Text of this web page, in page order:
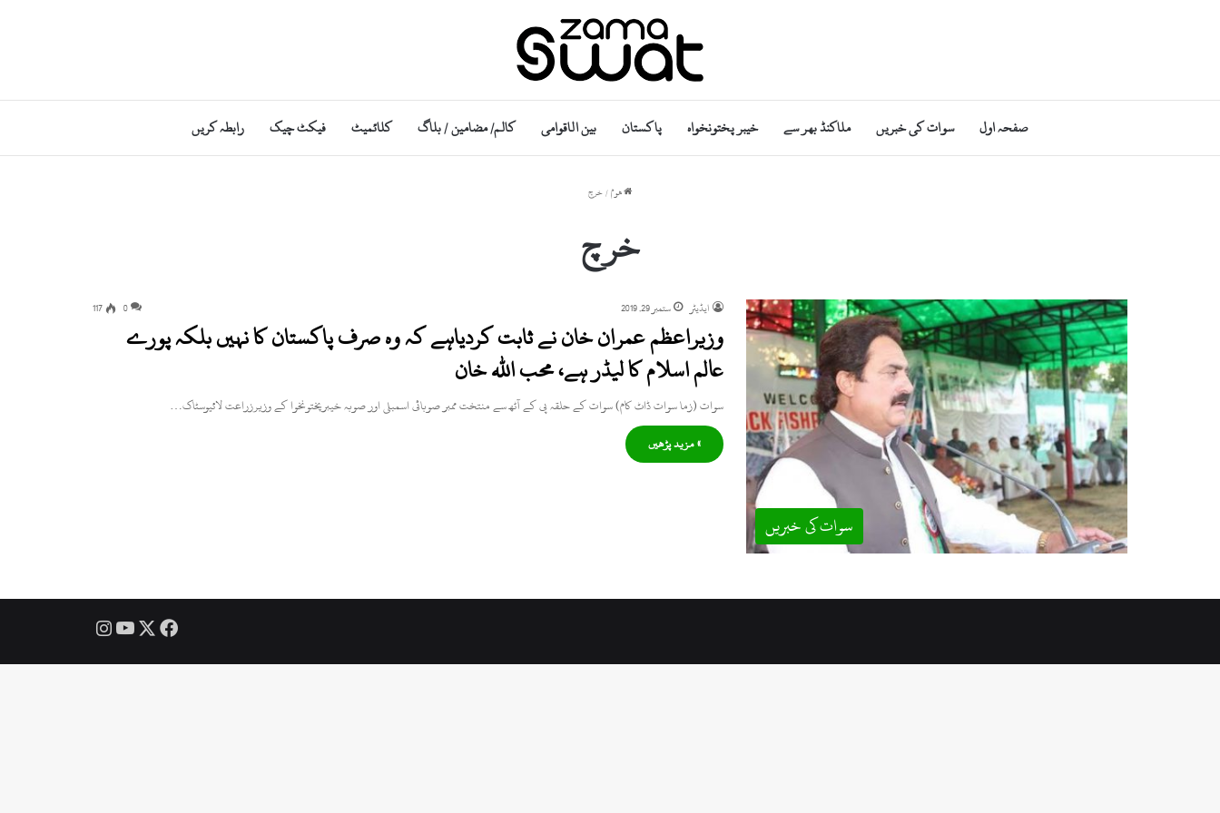
صفحہ اول سوات کی خبریں ملاکنڈ بھر سے خیبر پختونخواہ پاکستان بین الاقوامی کالم/ مضامین / بلاگ کلائمیٹ فیکٹ چیک رابطہ کریں
ھوم/خرچ
خرچ
سوات کی خبریں
ایڈیٹر ستمبر 29, 2019 0
117
وزیراعظم عمران خان نے ثابت کردیاہے کہ وہ صرف پاکستان کا نہیں بلکہ پورے
عالم اسلام کا لیڈر ہے، محب اللہ خان
سوات (زما سوات ڈاٹ کام) سوات کے حلقہ پی کے آٹھ سے منتخت ممبر صوبائی اسمبلی اور صوبہ خیبرپختونخوا کے وزیرزراعت لائیوسٹاک…
» مزید پڑھیں
Facebook
X
YouTube